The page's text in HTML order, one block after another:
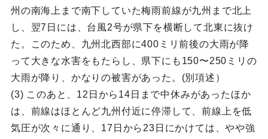
州の南海上まで南下していた梅雨前線が九州まで北上
し、翌7日には、台風2号が県下を横断して北東に抜け
た。このため、九州北西部に400ミリ前後の大雨が降
って大きな水害をもたらし、県下にも150〜250ミリの
大雨が降り、かなりの被害があった。(別項述）
(3) このあと、12日から14日まで中休みがあったほか
は、前線はほとんど九州付近に停滞して、前線上を低
気圧が次々に通り、17日から23日にかけては、やや強